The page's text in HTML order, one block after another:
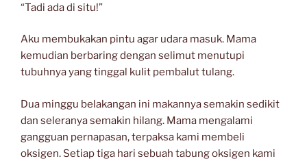
“Tadi ada di situ!”
Aku membukakan pintu agar udara masuk. Mama
kemudian berbaring dengan selimut menutupi
tubuhnya yang tinggal kulit pembalut tulang.
Dua minggu belakangan ini makannya semakin sedikit
dan seleranya semakin hilang. Mama mengalami
gangguan pernapasan, terpaksa kami membeli
oksigen. Setiap tiga hari sebuah tabung oksigen kami